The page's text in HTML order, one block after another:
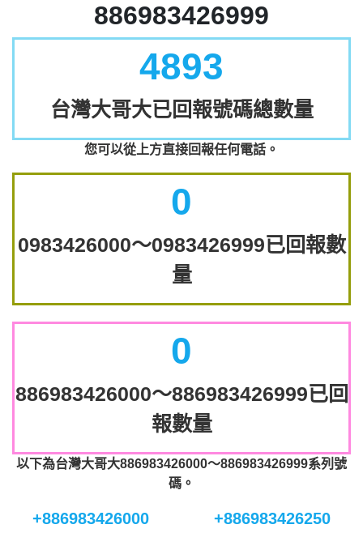
886983426999
4893
台灣大哥大已回報號碼總數量
您可以從上方直接回報任何電話。
0
0983426000～0983426999已回報數
量
0
886983426000～886983426999已回
報數量
以下為台灣大哥大886983426000～886983426999系列號
碼。
+886983426000
+886983426250